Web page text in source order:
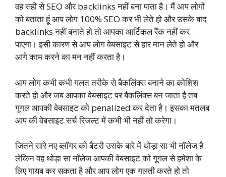
वह सही से SEO और backlinks नहीं बना पाता है। मैं आप लोगों
को बताता हूं आप लोग 100% SEO कर भी लेते हो और उसके बाद
backlinks नहीं बनाते हो तो आपका आर्टिकल रैंक नहीं कर
पाएगा। इसी कारण से आप लोग वेबसाइट से हार मान लेते हो और
आगे काम करने का मन नहीं करता है।
आप लोग कभी कभी गलत तरीके से बैकलिंक्स बनाने का कोशिश
करते हो और जब आपका वेबसाइट पर बैकलिंक्स बन जाता है तब
गूगल आपकी वेबसाइट को penalized कर देता है। इसका मतलब
आप की वेबसाइट सर्च रिजल्ट में कभी भी नहीं तो करेगा।
जितने सारे नए ब्लॉगर को बैटरी उसके बारे में थोड़ा सा भी नॉलेज है
लेकिन वह थोड़ा सा नॉलेज आपकी वेबसाइट को गूगल से हमेशा के
लिए गायब कर सकता है और आप लोग एक गलती करते हो तो